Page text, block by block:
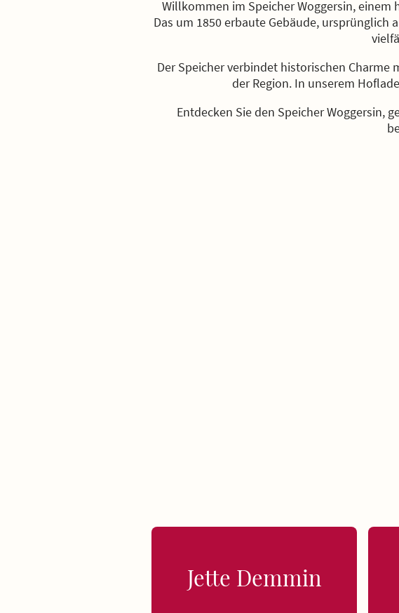
Willkommen im Speicher Woggersin,
Das um 1850 erbaute Gebäude,
Der Speicher verbindet historischen
der Region. In unserem
Entdecken Sie den Speicher Woggersin,
Jette Demmin